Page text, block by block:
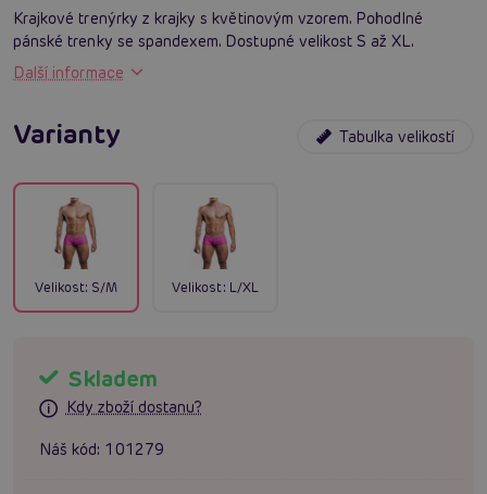
Krajkové trenýrky z krajky s květinovým vzorem. Pohodlné
pánské trenky se spandexem. Dostupné velikost S až XL.
Další informace
Varianty Tabulka velikostí
Velikost: S/M Velikost: L/XL
Skladem
Kdy zboží dostanu?
Náš kód: 101279